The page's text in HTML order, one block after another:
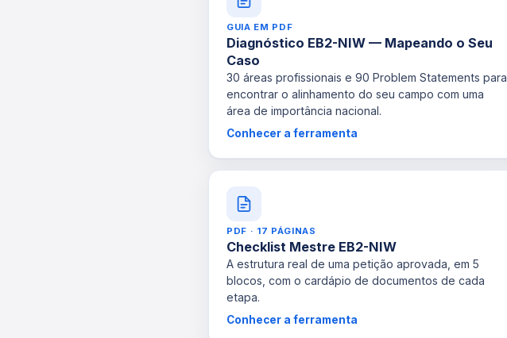
GUIA EM PDF
Diagnóstico EB2-NIW — Mapeando o Seu
Caso
30 áreas profissionais e 90 Problem Statements para
encontrar o alinhamento do seu campo com uma
área de importância nacional.
Conhecer a ferramenta
PDF · 17 PÁGINAS
Checklist Mestre EB2-NIW
A estrutura real de uma petição aprovada, em 5
blocos, com o cardápio de documentos de cada
etapa.
Conhecer a ferramenta